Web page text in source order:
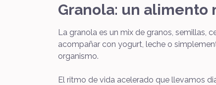
Granola: un alimento
La granola es un mix de granos, semillas,
acompañar con yogurt, leche o
organismo.
El ritmo de vida acelerado que llevamos